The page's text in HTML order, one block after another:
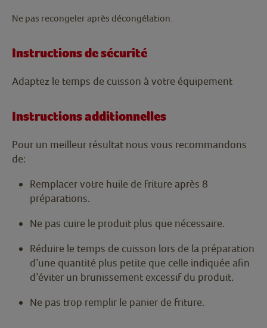
Ne pas recongeler après décongélation.
Instructions de sécurité
Adaptez le temps de cuisson à votre équipement
Instructions additionnelles
Pour un meilleur résultat nous vous recommandons
de:
Remplacer votre huile de friture après 8
préparations.
Ne pas cuire le produit plus que nécessaire.
Réduire le temps de cuisson lors de la préparation
d’une quantité plus petite que celle indiquée afin
d’éviter un brunissement excessif du produit.
Ne pas trop remplir le panier de friture.